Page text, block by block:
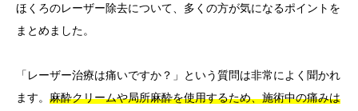
ほくろのレーザー除去について、多くの方が気になるポイントを
まとめました。
「レーザー治療は痛いですか？」という質問は非常によく聞かれ
ます。 麻酔クリームや局所麻酔を使用するため、施術中の痛みは